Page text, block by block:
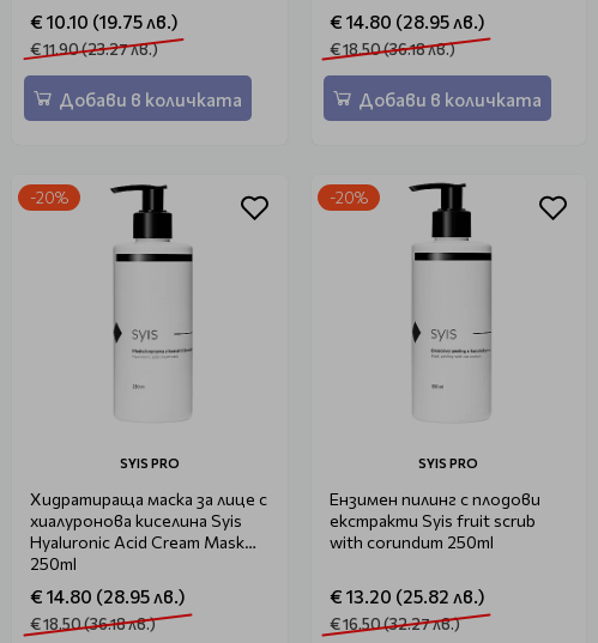
€ 10.10 (19.75 лв.)
€ 11.90 (23.27 лв.)
Добави в количката
€ 14.80 (28.95 лв.)
€ 18.50 (36.18 лв.)
Добави в количката
-20%
SYIS PRO
Хидратираща маска за лице с
хиалуронова киселина Syis
Hyaluronic Acid Cream Mask
250ml
€ 14.80 (28.95 лв.)
€ 18.50 (36.18 лв.)
-20%
SYIS PRO
Ензимен пилинг с плодови
екстракти Syis fruit scrub
with corundum 250ml
€ 13.20 (25.82 лв.)
€ 16.50 (32.27 лв.)